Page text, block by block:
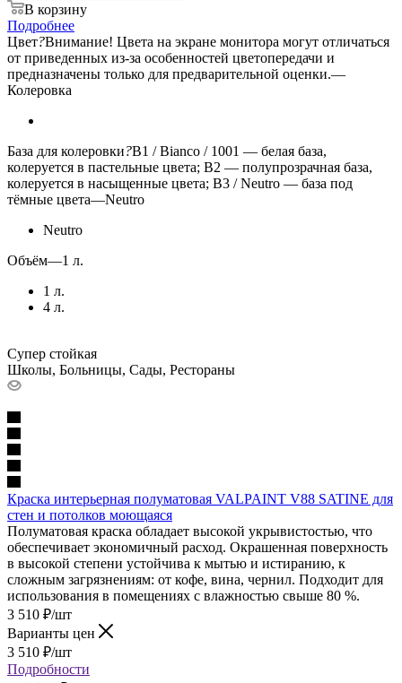
В корзину
Подробнее
Цвет?Внимание! Цвета на экране монитора могут отличаться
от приведенных из-за особенностей цветопередачи и
предназначены только для предварительной оценки.—
Колеровка
База для колеровки?B1 / Bianco / 1001 — белая база,
колеруется в пастельные цвета; B2 — полупрозрачная база,
колеруется в насыщенные цвета; B3 / Neutro — база под
тёмные цвета—Neutro
Neutro
Объём—1 л.
1 л.
4 л.
Супер стойкая
Школы, Больницы, Сады, Рестораны
Краска интерьерная полуматовая VALPAINT V88 SATINE для
стен и потолков моющаяся
Полуматовая краска обладает высокой укрывистостью, что
обеспечивает экономичный расход. Окрашенная поверхность
в высокой степени устойчива к мытью и истиранию, к
сложным загрязнениям: от кофе, вина, чернил. Подходит для
использования в помещениях с влажностью свыше 80 %.
3 510 ₽/шт
Варианты цен
3 510 ₽/шт
Подробности